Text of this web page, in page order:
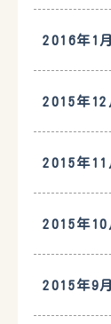
2016年1月
2015年12
2015年11
2015年10
2015年9月